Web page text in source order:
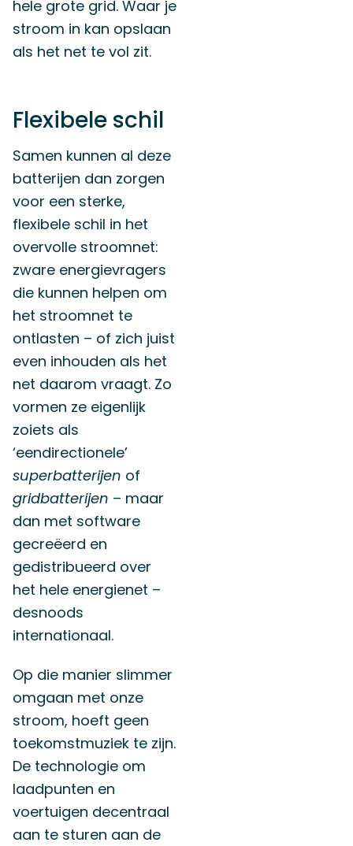
hele grote grid. Waar je
stroom in kan opslaan
als het net te vol zit.
Flexibele schil
Samen kunnen al deze
batterijen dan zorgen
voor een sterke,
flexibele schil in het
overvolle stroomnet:
zware energievragers
die kunnen helpen om
het stroomnet te
ontlasten – of zich juist
even inhouden als het
net daarom vraagt. Zo
vormen ze eigenlijk
zoiets als
‘eendirectionele’
superbatterijen of
gridbatterijen – maar
dan met software
gecreëerd en
gedistribueerd over
het hele energienet –
desnoods
internationaal.
Op die manier slimmer
omgaan met onze
stroom, hoeft geen
toekomstmuziek te zijn.
De technologie om
laadpunten en
voertuigen decentraal
aan te sturen aan de